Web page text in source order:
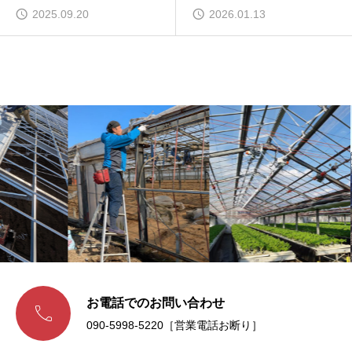
2026.01.13
2025.07.28
 お電話でのお問い合わせ
090-5998-5220［営業電話お断り］